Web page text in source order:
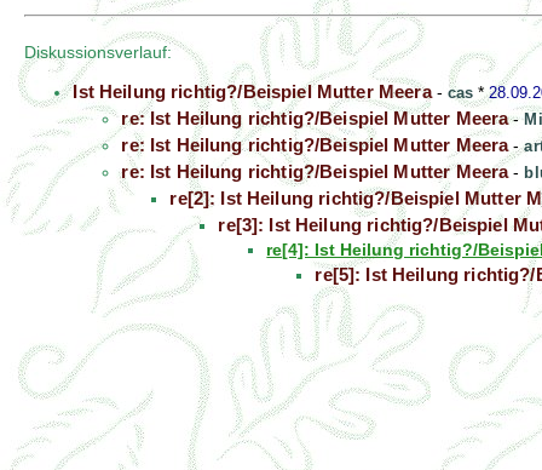
Diskussionsverlauf:
Ist Heilung richtig?/Beispiel Mutter Meera- cas *
re: Ist Heilung richtig?/Beispiel Mutter Meera-
re: Ist Heilung richtig?/Beispiel Mutter Meera-
re: Ist Heilung richtig?/Beispiel Mutter Meera-
re[2]: Ist Heilung richtig?/Beispiel Mutter
re[3]: Ist Heilung richtig?/Beispiel
re[4]: Ist Heilung richtig?/
re[5]: Ist Heilung richtig?/